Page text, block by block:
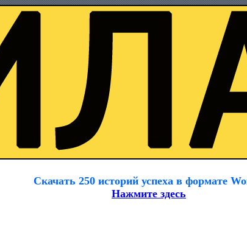
Скачать 250 историй успеха в формате
Нажмите здесь